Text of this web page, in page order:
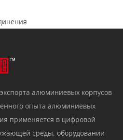
алюминиевых корпусов
опыта алюминиевых
применяется в цифровой
среды, оборудовании